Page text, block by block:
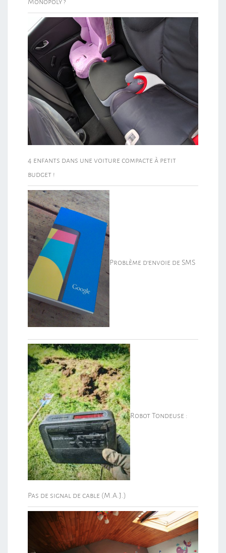
4 enfants dans une voiture compacte à petit
budget !
Problème d’envoie de SMS
Robot Tondeuse :
Pas de signal de cable (M.A.J.)